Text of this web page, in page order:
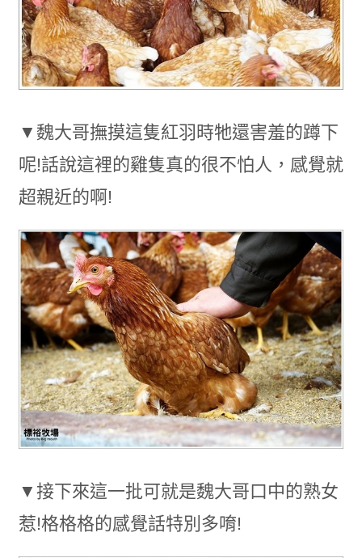
▼魏大哥撫摸這隻紅羽時牠還害羞的蹲下
呢!話說這裡的雞隻真的很不怕人，感覺就
超親近的啊!
▼接下來這一批可就是魏大哥口中的熟女
惹!格格格的感覺話特別多唷!